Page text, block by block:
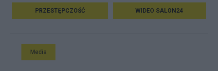
PRZESTĘPCZOŚĆ WIDEO SALON24
Media